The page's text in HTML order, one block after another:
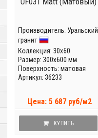
Производитель: Уральский
гранит
Коллекция: 30x60
Размер: 300x600 мм
Поверхность: матовая
Артикул: 36233
Цена: 5 687 руб/м2
КУПИТЬ